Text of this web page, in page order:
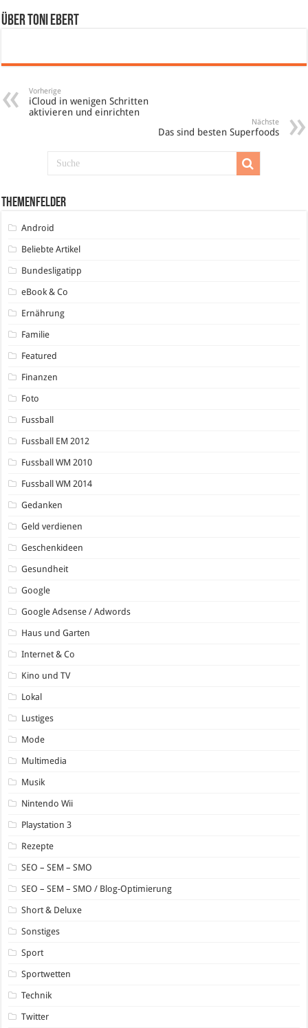
Über Toni Ebert
Vorherige
iCloud in wenigen Schritten
aktivieren und einrichten
Nächste
Das sind besten Superfoods
Themenfelder
Android
Beliebte Artikel
Bundesligatipp
eBook & Co
Ernährung
Familie
Featured
Finanzen
Foto
Fussball
Fussball EM 2012
Fussball WM 2010
Fussball WM 2014
Gedanken
Geld verdienen
Geschenkideen
Gesundheit
Google
Google Adsense / Adwords
Haus und Garten
Internet & Co
Kino und TV
Lokal
Lustiges
Mode
Multimedia
Musik
Nintendo Wii
Playstation 3
Rezepte
SEO – SEM – SMO
SEO – SEM – SMO / Blog-Optimierung
Short & Deluxe
Sonstiges
Sport
Sportwetten
Technik
Twitter